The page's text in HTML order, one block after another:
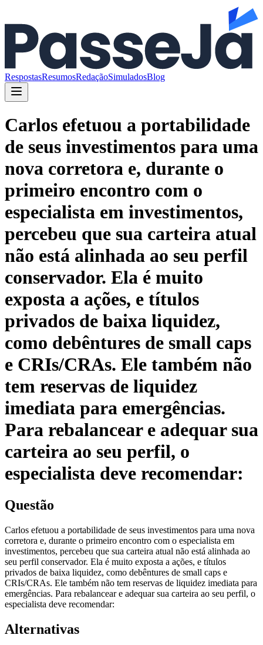
RespostasResumosRedaçãoSimuladosBlog
Carlos efetuou a portabilidade
de seus investimentos para uma
nova corretora e, durante o
primeiro encontro com o
especialista em investimentos,
percebeu que sua carteira atual
não está alinhada ao seu perfil
conservador. Ela é muito
exposta a ações, e títulos
privados de baixa liquidez,
como debêntures de small caps
e CRIs/CRAs. Ele também não
tem reservas de liquidez
imediata para emergências.
Para rebalancear e adequar sua
carteira ao seu perfil, o
especialista deve recomendar:
Questão
Carlos efetuou a portabilidade de seus investimentos para uma nova
corretora e, durante o primeiro encontro com o especialista em
investimentos, percebeu que sua carteira atual não está alinhada ao
seu perfil conservador. Ela é muito exposta a ações, e títulos
privados de baixa liquidez, como debêntures de small caps e
CRIs/CRAs. Ele também não tem reservas de liquidez imediata para
emergências. Para rebalancear e adequar sua carteira ao seu perfil, o
especialista deve recomendar:
Alternativas